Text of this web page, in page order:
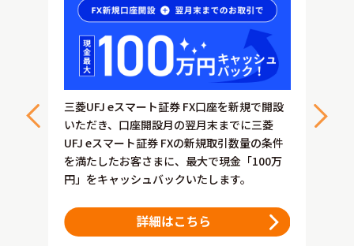
ガリ
三菱UFJ eスマート証券 FX口座を新規で開設
いただき、口座開設月の翌月末までに三菱
UFJ eスマート証券 FXの新規取引数量の条件
を満たしたお客さまに、最大で現金「100万
円」をキャッシュバックいたします。
「メ